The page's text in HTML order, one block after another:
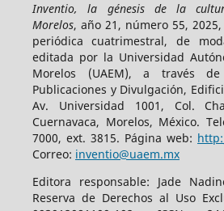
Inventio, la génesis de la
Morelos, año 21, número 55,
periódica cuatrimestral, de
editada por la Universidad
Morelos (UAEM), a través
Publicaciones y Divulgación,
Av. Universidad 1001, Col.
Cuernavaca, Morelos, México.
7000, ext. 3815. Página web:
Correo: inventio@uaem.mx
Editora responsable: Jade
Reserva de Derechos al Uso